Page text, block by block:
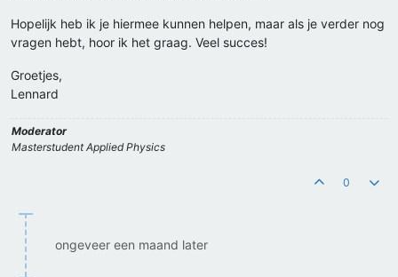
Hopelijk heb ik je hiermee kunnen helpen, maar als je verder nog
vragen hebt, hoor ik het graag. Veel succes!
Groetjes,
Lennard
Moderator
Masterstudent Applied Physics
0
ongeveer een maand later